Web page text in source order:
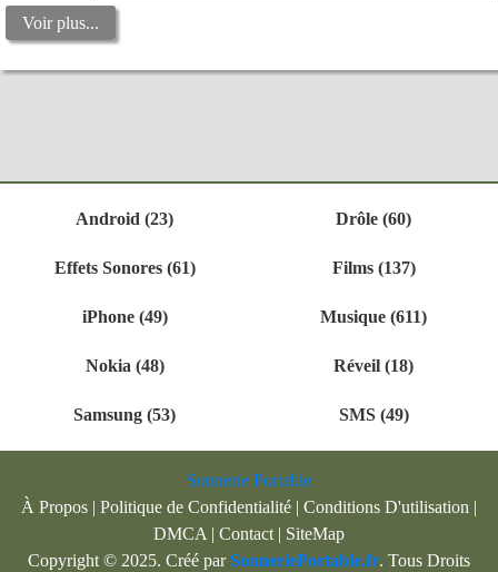
Voir plus...
Android (23) Drôle (60)
Effets Sonores (61) Films (137)
iPhone (49) Musique (611)
Nokia (48) Réveil (18)
Samsung (53) SMS (49)
Sonnerie Portable
À Propos | Politique de Confidentialité | Conditions D'utilisation |
DMCA | Contact | SiteMap
Copyright © 2025. Créé parSonneriePortable.fr. Tous Droits